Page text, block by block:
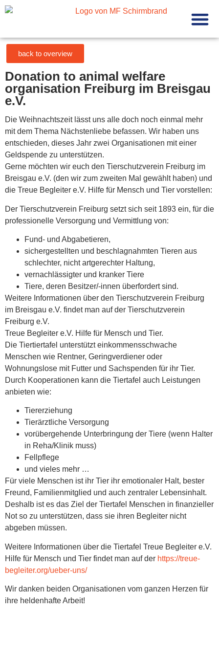
back to overview
Donation to animal welfare
organisation Freiburg im Breisgau
e.V.
Die Weihnachtszeit lässt uns alle doch noch einmal mehr
mit dem Thema Nächstenliebe befassen. Wir haben uns
entschieden, dieses Jahr zwei Organisationen mit einer
Geldspende zu unterstützen.
Gerne möchten wir euch den Tierschutzverein Freiburg im
Breisgau e.V. (den wir zum zweiten Mal gewählt haben) und
die Treue Begleiter e.V. Hilfe für Mensch und Tier vorstellen:
Der Tierschutzverein Freiburg setzt sich seit 1893 ein, für die
professionelle Versorgung und Vermittlung von:
Fund- und Abgabetieren,
sichergestellten und beschlagnahmten Tieren aus
schlechter, nicht artgerechter Haltung,
vernachlässigter und kranker Tiere
Tiere, deren Besitzer/-innen überfordert sind.
Weitere Informationen über den Tierschutzverein Freiburg
im Breisgau e.V. findet man auf der Tierschutzverein
Freiburg e.V.
Treue Begleiter e.V. Hilfe für Mensch und Tier.
Die Tiertiertafel unterstützt einkommensschwache
Menschen wie Rentner, Geringverdiener oder
Wohnungslose mit Futter und Sachspenden für ihr Tier.
Durch Kooperationen kann die Tiertafel auch Leistungen
anbieten wie:
Tiererziehung
Tierärztliche Versorgung
vorübergehende Unterbringung der Tiere (wenn Halter
in Reha/Klinik muss)
Fellpflege
und vieles mehr …
Für viele Menschen ist ihr Tier ihr emotionaler Halt, bester
Freund, Familienmitglied und auch zentraler Lebensinhalt.
Deshalb ist es das Ziel der Tiertafel Menschen in finanzieller
Not so zu unterstützen, dass sie ihren Begleiter nicht
abgeben müssen.
Weitere Informationen über die Tiertafel Treue Begleiter e.V.
Hilfe für Mensch und Tier findet man auf der https://treue-
begleiter.org/ueber-uns/
Wir danken beiden Organisationen vom ganzen Herzen für
ihre heldenhafte Arbeit!